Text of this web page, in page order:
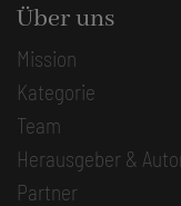
Über uns
Mission
Kategorie
Team
Herausgeber &
Partner